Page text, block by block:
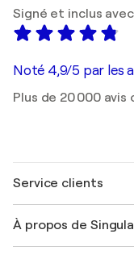
Signé et inclus
Noté 4,9/5 par les
Plus de 20 000 avis
Service clients
Expédition
À propos de